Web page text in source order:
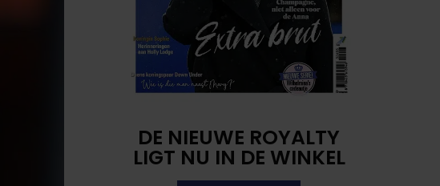
DE NIEUWE ROYALTY
LIGT NU IN DE WINKEL